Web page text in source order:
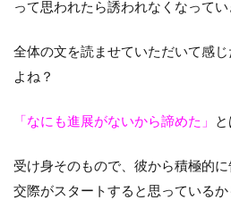
って思われたら誘われなくなってい
全体の文を読ませていただいて感
よね？
「なにも進展がないから諦めた」 と
受け身そのもので、彼から積極的
交際がスタートすると思っている